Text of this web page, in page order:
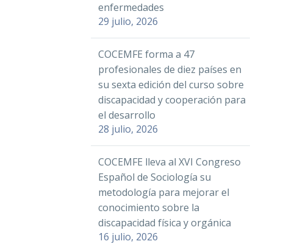
enfermedades
29 julio, 2026
COCEMFE forma a 47
profesionales de diez países en
su sexta edición del curso sobre
discapacidad y cooperación para
el desarrollo
28 julio, 2026
COCEMFE lleva al XVI Congreso
Español de Sociología su
metodología para mejorar el
conocimiento sobre la
discapacidad física y orgánica
16 julio, 2026